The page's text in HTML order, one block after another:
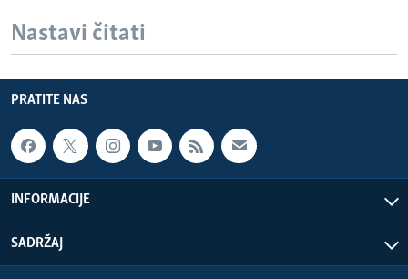
Nastavi čitati
PRATITE NAS
INFORMACIJE
SADRŽAJ